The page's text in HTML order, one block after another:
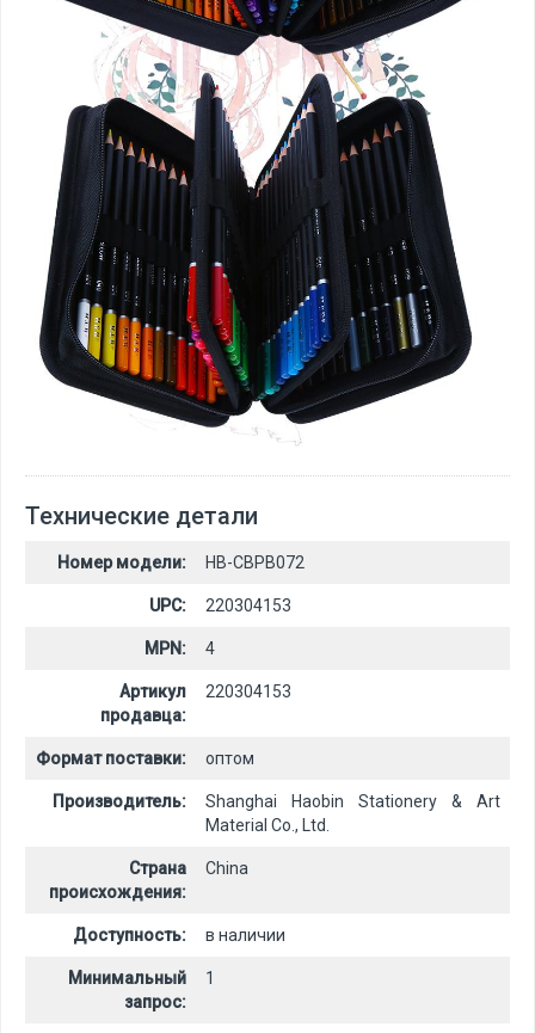
Технические детали
Номер модели: HB-CBPB072
UPC: 220304153
MPN: 4
Артикул
продавца:
220304153
Формат поставки: оптом
Производитель:
Shanghai Haobin Stationery & Art
Material Co., Ltd.
Страна
происхождения:
China
Доступность: в наличии
Минимальный
запрос:
1